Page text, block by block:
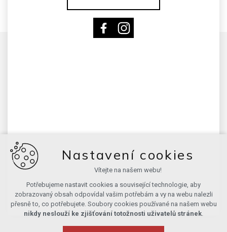
Nastavení cookies
Vítejte na našem webu!
Potřebujeme nastavit cookies a související technologie, aby
zobrazovaný obsah odpovídal vašim potřebám a vy na webu nalezli
přesně to, co potřebujete. Soubory cookies používané na našem webu
nikdy neslouží ke zjišťování totožnosti uživatelů stránek.